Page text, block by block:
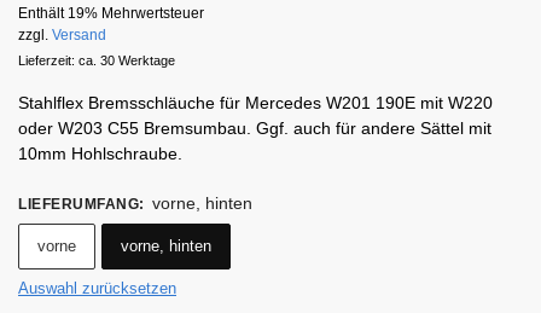
Enthält 19% Mehrwertsteuer
zzgl. Versand
Lieferzeit: ca. 30 Werktage
Stahlflex Bremsschläuche für Mercedes W201 190E mit W220
oder W203 C55 Bremsumbau. Ggf. auch für andere Sättel mit
10mm Hohlschraube.
LIEFERUMFANG: vorne, hinten
vorne vorne, hinten
Auswahl zurücksetzen